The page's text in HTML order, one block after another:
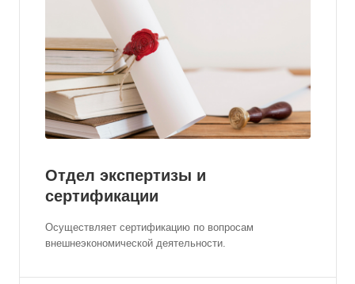
Отдел экспертизы и
сертификации
Осуществляет сертификацию по вопросам
внешнеэкономической деятельности.